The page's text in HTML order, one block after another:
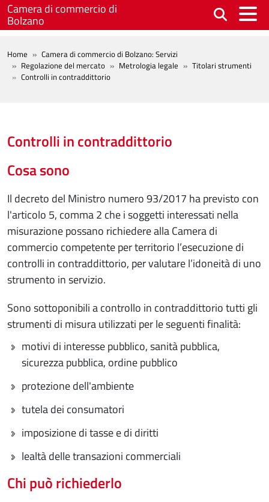
Salta al contenuto principale
Camera di commercio di
Bolzano
BREADCRUMB
Home
Camera di commercio di Bolzano: Servizi
Regolazione del mercato
Metrologia legale
Titolari strumenti
Controlli in contraddittorio
Controlli in contraddittorio
Cosa sono
Il decreto del Ministro numero 93/2017 ha previsto con
l'articolo 5, comma 2 che i soggetti interessati nella
misurazione possano richiedere alla Camera di
commercio competente per territorio l’esecuzione di
controlli in contraddittorio, per valutare l’idoneità di uno
strumento in servizio.
Sono sottoponibili a controllo in contraddittorio tutti gli
strumenti di misura utilizzati per le seguenti finalità:
motivi di interesse pubblico, sanità pubblica,
sicurezza pubblica, ordine pubblico
protezione dell'ambiente
tutela dei consumatori
imposizione di tasse e di diritti
lealtà delle transazioni commerciali
Chi può richiederlo